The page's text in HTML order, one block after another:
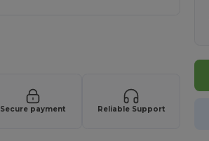
Secure payment Reliable Support